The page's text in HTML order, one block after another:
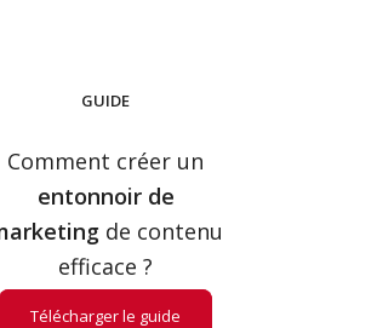
GUIDE
Comment créer un
entonnoir de
de contenu
efficace ?
Télécharger le guide